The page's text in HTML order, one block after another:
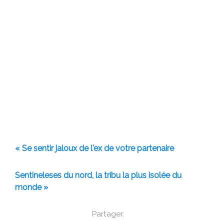
Partager:
« Se sentir jaloux de l'ex de votre partenaire
Sentineleses du nord, la tribu la plus isolée du
monde »